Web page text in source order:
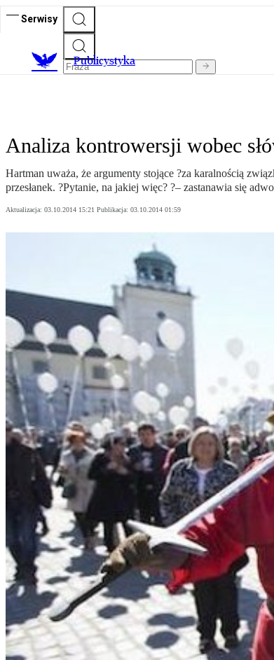
Serwisy
Publicystyka
Analiza kontrowersji wobec
Hartman uważa, że argumenty stojące ?za karalnością
przesłanek. ?Pytanie, na jakiej więc? ?– zastanawia się
Aktualizacja: 03.10.2014 15:21 Publikacja: 03.10.2014 01:59